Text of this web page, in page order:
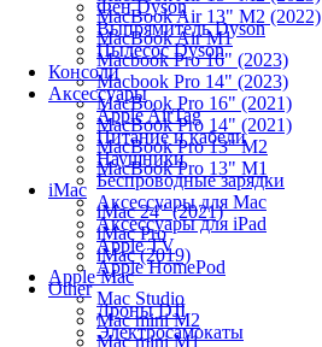
Фен Dyson
Выпрямитель Dyson
Пылесос Dyson
Консоли
Аксессуары
Apple AirTag
Питание и кабели
Наушники
Беспроводные зарядки
Аксессуары для Mac
Аксессуары для iPad
Apple TV
Apple HomePod
Other
Дроны DJI
Электросамокаты
MacBook Air 13" M2 (2022)
MacBook Air M1
Macbook Pro 16" (2023)
Macbook Pro 14" (2023)
MacBook Pro 16" (2021)
MacBook Pro 14" (2021)
MacBook Pro 13" M2
MacBook Pro 13" M1
iMac
iMac 24" (2021)
iMac Pro
iMac (2019)
Apple Mac
Mac Studio
Mac mini M2
Mac mini M1